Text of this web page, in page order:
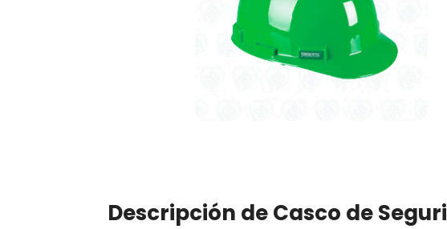
Descripción de Casco de